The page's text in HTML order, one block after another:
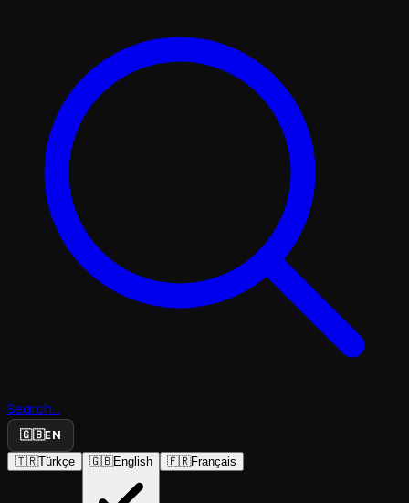
Search...
🇬🇧EN
🇹🇷Türkçe 🇬🇧English 🇫🇷Français